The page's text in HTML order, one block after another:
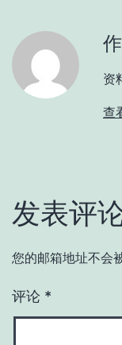
资
查
发表评
您的邮箱地址不会
评论 *